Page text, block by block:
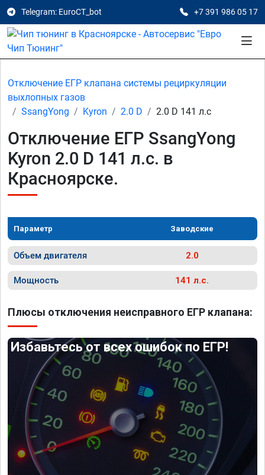
Telegram: EuroCT_bot +7 391 986 05 17
Отключение ЕГР клапана системы рециркуляции
выхлопных газов
SsangYong
Kyron 2.0 D 2.0 D 141 л.с
Отключение ЕГР SsangYong
Kyron 2.0 D 141 л.с. в
Красноярске.
Параметр Заводские
Объем двигателя 2.0
Мощность 141 л.с.
Плюсы отключения неисправного ЕГР клапана:
Избавьтесь от всех ошибок по ЕГР!